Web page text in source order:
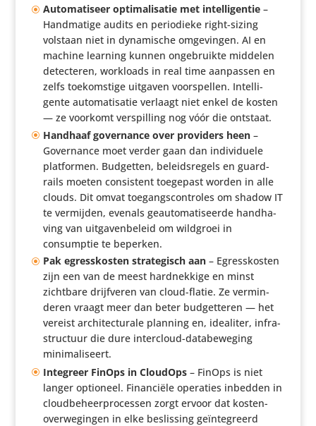
Auto­ma­ti­seer opti­ma­li­satie met intel­li­gentie–
Hand­ma­tige audits en peri­o­dieke right-sizing
volstaan niet in dyna­mi­sche omge­vingen. AI en
machine learning kunnen onge­bruikte middelen
detec­teren, workloads in real time aanpassen en
zelfs toekom­stige uitgaven voor­spellen. Intel­li­
gente auto­ma­ti­satie verlaagt niet enkel de kosten
— ze voorkomt verspil­ling nog vóór die ontstaat.
Handhaaf gover­nance over providers heen–
Gover­nance moet verder gaan dan indi­vi­duele
plat­formen. Budgetten, beleids­re­gels en guard­
rails moeten consis­tent toegepast worden in alle
clouds. Dit omvat toegangs­con­troles om shadow IT
te vermijden, evenals geau­to­ma­ti­seerde hand­ha­
ving van uitga­ven­be­leid om wildgroei in
consumptie te beperken.
Pak egres­skosten stra­te­gisch aan– Egres­skosten
zijn een van de meest hard­nek­kige en minst
zichtbare drijf­veren van cloud-flatie. Ze vermin­
deren vraagt meer dan beter budget­teren — het
vereist archi­tec­tu­rale planning en, idealiter, infra­
struc­tuur die dure inter­cloud-data­be­we­ging
minimaliseert.
Integreer FinOps in CloudOps– FinOps is niet
langer optioneel. Finan­ciële operaties inbedden in
cloud­be­heer­pro­cessen zorgt ervoor dat kosten­
over­we­gingen in elke beslis­sing geïn­te­greerd